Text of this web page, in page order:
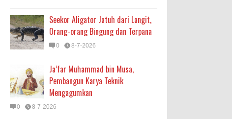
Seekor Aligator Jatuh dari Langit,
Orang-orang Bingung dan Terpana
0 8-7-2026
Ja’far Muhammad bin Musa,
Pembangun Karya Teknik
Mengagumkan
0 8-7-2026